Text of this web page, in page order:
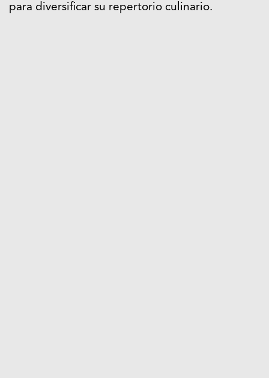
para diversificar su repertorio culinario.